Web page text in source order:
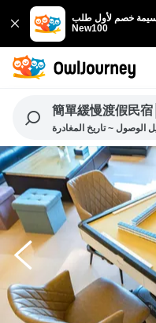
خصم لأول طلب:
New100
簡單緩慢渡假民
الوصول ~ تاريخ المغادرة